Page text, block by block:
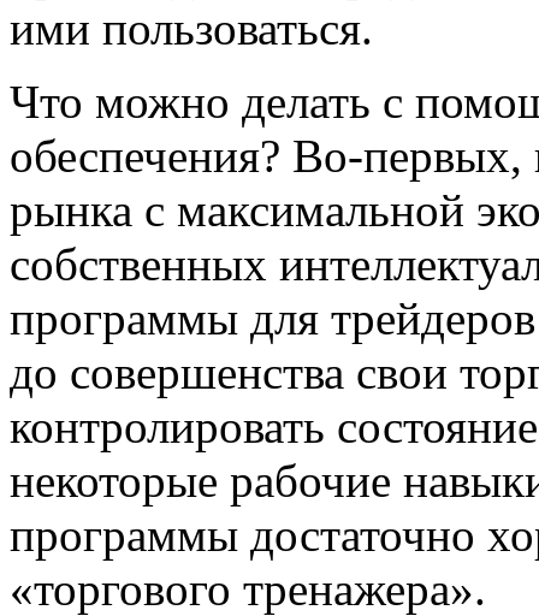
ими пользоваться.
Что можно делать с
обеспечения? Во-первых,
рынка с максимальной
собственных
программы для
до совершенства свои
контролировать
некоторые рабочие
программы достаточно
«торгового тренажера».